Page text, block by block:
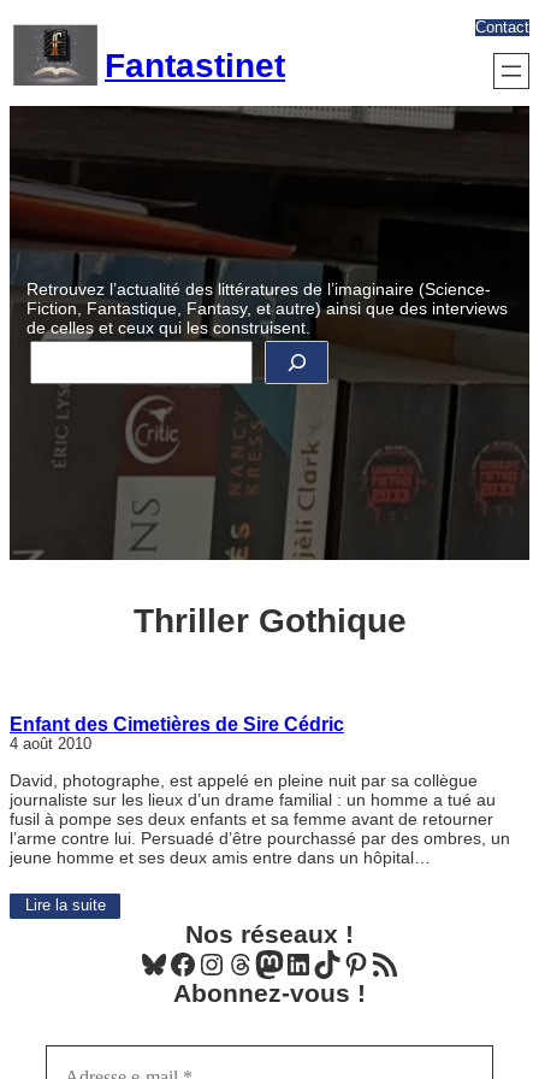
contenu
Fantastinet
Contact
Retrouvez l’actualité des littératures de l’imaginaire (Science-
Fiction, Fantastique, Fantasy, et autre) ainsi que des interviews
de celles et ceux qui les construisent.
R
c
Thriller Gothique
Enfant des Cimetières de Sire Cédric
4 août 2010
David, photographe, est appelé en pleine nuit par sa collègue
journaliste sur les lieux d’un drame familial : un homme a tué au
fusil à pompe ses deux enfants et sa femme avant de retourner
l’arme contre lui. Persuadé d’être pourchassé par des ombres, un
jeune homme et ses deux amis entre dans un hôpital…
Lire la suite
Nos réseaux !
Bluesky Facebook Instagram Threads Mastodon LinkedIn TikTok Pinterest Flux RSS
Abonnez-vous !